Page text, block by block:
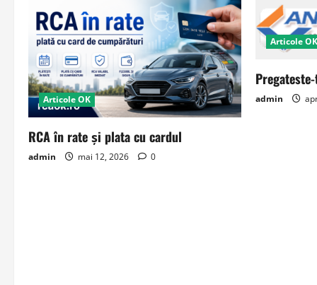
Articole OK
RCA în rate și plata cu cardul
admin mai 12, 2026 0
Articole OK
admin